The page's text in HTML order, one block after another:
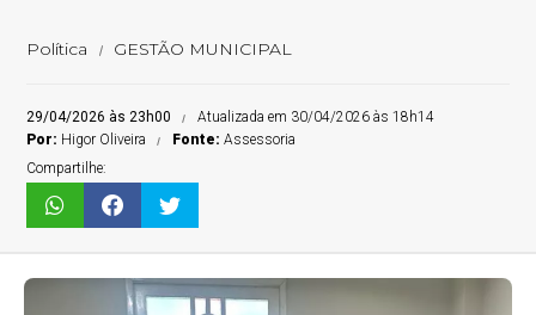
Política GESTÃO MUNICIPAL
29/04/2026 às 23h00
Atualizada em 30/04/2026 às 18h14
Por: Higor Oliveira Fonte:Assessoria
Compartilhe: